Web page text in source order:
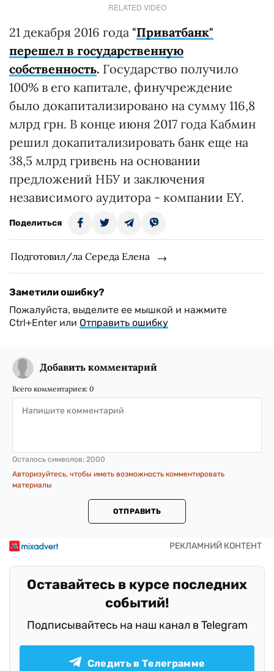
RELATED VIDEO
21 декабря 2016 года "Приватбанк"
перешел в государственную
собственность. Государство получило
100% в его капитале, финучреждение
было докапитализировано на сумму 116,8
млрд грн. В конце июня 2017 года Кабмин
решил докапитализировать банк еще на
38,5 млрд гривень на основании
предложений НБУ и заключения
независимого аудитора - компании EY.
Поделиться
Подготовил/ла Середа Елена
Заметили ошибку?
Пожалуйста, выделите ее мышкой и нажмите
Ctrl+Enter или Отправить ошибку
Добавить комментарий
Всего комментариев: 0
Осталось символов: 2000
Авторизуйтесь, чтобы иметь возможность комментировать
материалы
ОТПРАВИТЬ
Оставайтесь в курсе последних
событий!
Подписывайтесь на наш канал в Telegram
Следить в Телеграмме